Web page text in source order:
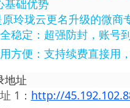
基础优势
玲珑云更名升级的微商
稳定：超强防封，账号
方便：支持续费直接用
地址
1： http://